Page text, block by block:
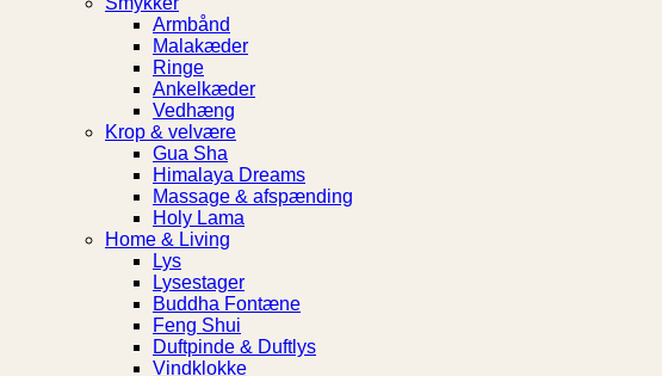
Armbånd
Malakæder
Ringe
Ankelkæder
Vedhæng
Krop & velvære
Gua Sha
Himalaya Dreams
Massage & afspænding
Holy Lama
Home & Living
Lys
Lysestager
Buddha Fontæne
Feng Shui
Duftpinde & Duftlys
Vindklokke